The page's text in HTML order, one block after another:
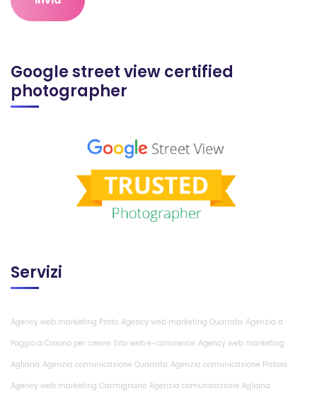
Google street view certified
photographer
Servizi
Agency web marketing Prato Agency web marketing Quarrata Agenzia a
Poggio a Caiano per creare Sito web e-commerce Agency web marketing
Agliana Agenzia comunicazione Quarrata Agenzia comunicazione Pistoia
Agency web marketing Carmignano Agenzia comunicazione Agliana